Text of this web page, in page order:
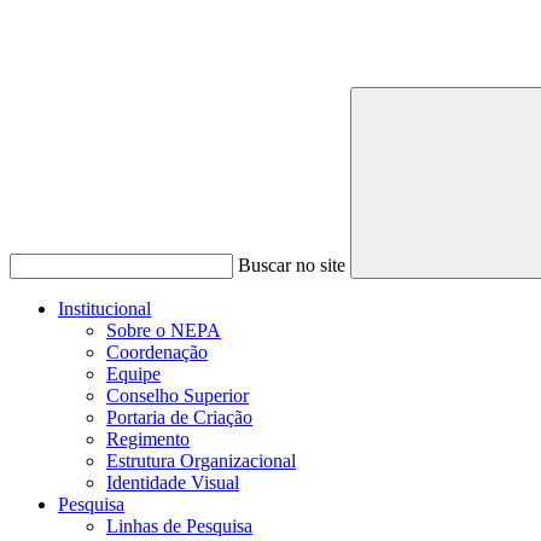
Buscar no site
Institucional
Sobre o NEPA
Coordenação
Equipe
Conselho Superior
Portaria de Criação
Regimento
Estrutura Organizacional
Identidade Visual
Pesquisa
Linhas de Pesquisa